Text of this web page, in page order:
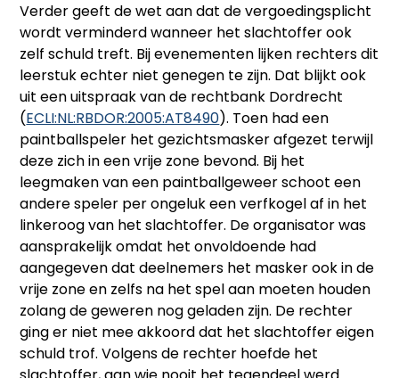
Verder geeft de wet aan dat de vergoedingsplicht
wordt verminderd wanneer het slachtoffer ook
zelf schuld treft. Bij evenementen lijken rechters dit
leerstuk echter niet genegen te zijn. Dat blijkt ook
uit een uitspraak van de rechtbank Dordrecht
(ECLI:NL:RBDOR:2005:AT8490). Toen had een
paintballspeler het gezichtsmasker afgezet terwijl
deze zich in een vrije zone bevond. Bij het
leegmaken van een paintballgeweer schoot een
andere speler per ongeluk een verfkogel af in het
linkeroog van het slachtoffer. De organisator was
aansprakelijk omdat het onvoldoende had
aangegeven dat deelnemers het masker ook in de
vrije zone en zelfs na het spel aan moeten houden
zolang de geweren nog geladen zijn. De rechter
ging er niet mee akkoord dat het slachtoffer eigen
schuld trof. Volgens de rechter hoefde het